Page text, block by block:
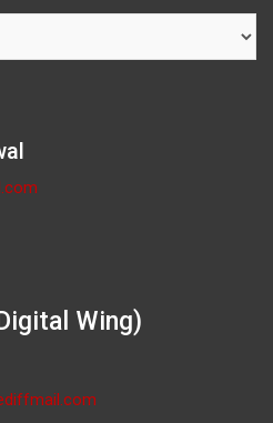
Wing)